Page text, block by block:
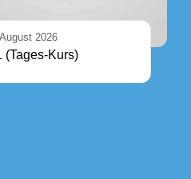
2026
(Tages-Kurs)